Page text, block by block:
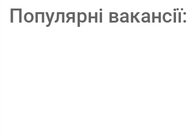
Популярні вакансії: